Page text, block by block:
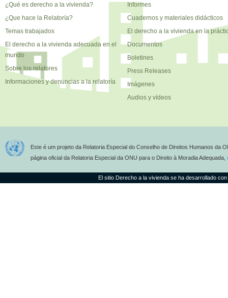
¿Qué es derecho a la vivienda?
¿Que hace la Relatoría?
Temas trabajados
El derecho a la vivienda adecuada en el
mundo
Sobre los relatores
Informaciones y denuncias a la relatoría
Informes
Cuadernos y materiales didácticos
El derecho a la vivienda en la
Documentos
Boletines
Press Releases
Imágenes
Audios y vídeos
Este é um projeto da Relatoria Especial do Conselho de Direitos Humanos da
página oficial da Relatoria Especial da ONU para o Direito à Moradia Adequada,
El sitio Derecho a la vivienda se ha desarrollado